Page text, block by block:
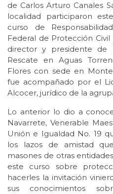
de Carlos Arturo Canales
localidad participaron
curso de
Federal de Protección
director y presidente de
Rescate en Aguas
Flores con sede en
fue acompañado por el
Alcocer, jurídico de la
Lo anterior lo dio a
Navarrete, Venerable
Unión e Igualdad No. 19
los lazos de amistad
masones de otras
este curso sobre
hacerles la invitación
sus conocimientos